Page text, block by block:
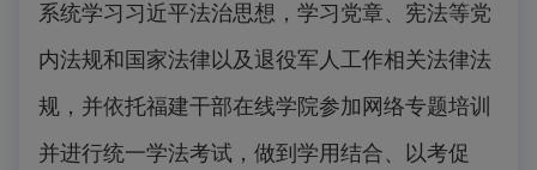
系统学习习近平法治思想，学习党章、宪法等党
内法规和国家法律以及退役军人工作相关法律法
规，并依托福建干部在线学院参加网络专题培训
并进行统一学法考试，做到学用结合、以考促